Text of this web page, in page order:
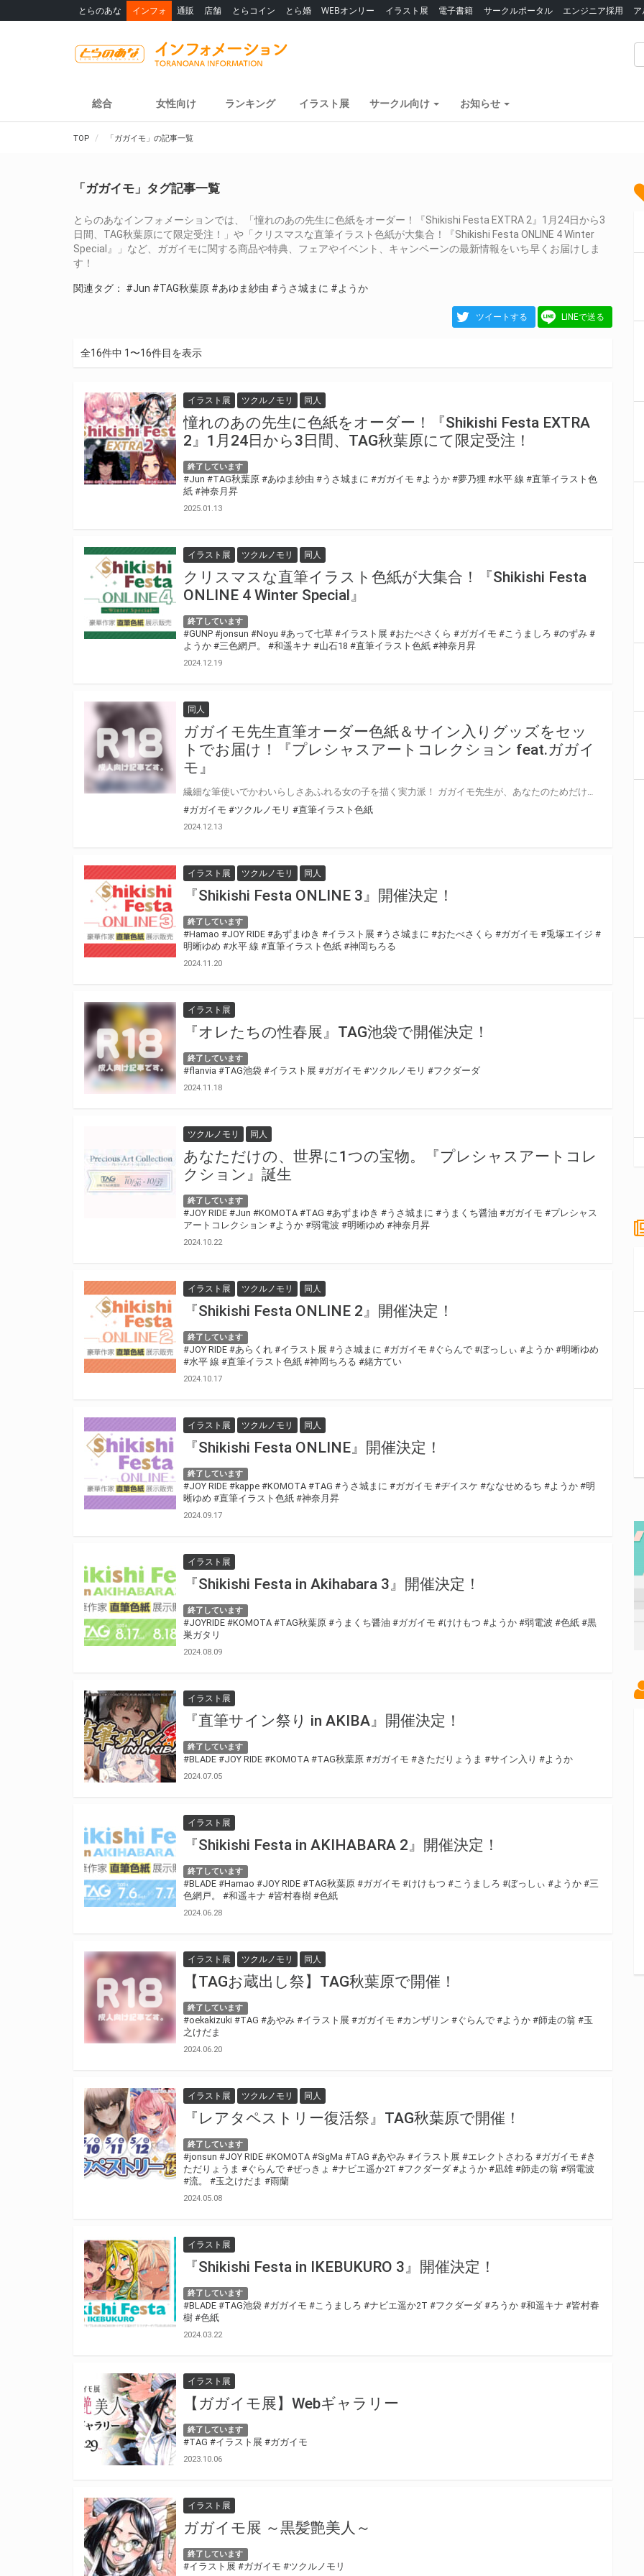
とらのあな インフォ 通販 店舗 とらコイン とら婚 WEBオンリー イラスト展 電子書籍 サークルポータル エンジニア採用
総合 女性向け ランキング イラスト展 サークル向け お知らせ
TOP 「ガガイモ」の記事一覧
「ガガイモ」タグ記事一覧
とらのあなインフォメーションでは、「憧れのあの先生に色紙をオーダー！『Shikishi Festa EXTRA 2』1月24日から3
日間、TAG秋葉原にて限定受注！」や「クリスマスな直筆イラスト色紙が大集合！『Shikishi Festa ONLINE 4 Winter
Special』」など、ガガイモに関する商品や特典、フェアやイベント、キャンペーンの最新情報をいち早くお届けしま
す！
関連タグ： #Jun #TAG秋葉原 #あゆま紗由 #うさ城まに #ようか
ツイートする LINEで送る
全16件中 1〜16件目を表示
イラスト展 ツクルノモリ 同人
憧れのあの先生に色紙をオーダー！『Shikishi Festa EXTRA
2』1月24日から3日間、TAG秋葉原にて限定受注！
終了しています
#Jun #TAG秋葉原 #あゆま紗由 #うさ城まに #ガガイモ #ようか #夢乃狸 #水平 線 #直筆イラスト色
紙 #神奈月昇
2025.01.13
イラスト展 ツクルノモリ 同人
クリスマスな直筆イラスト色紙が大集合！『Shikishi Festa
ONLINE 4 Winter Special』
終了しています
#GUNP #jonsun #Noyu #あって七草 #イラスト展 #おたべさくら #ガガイモ #こうましろ #のずみ #
ようか #三色網戸。 #和遥キナ #山石18 #直筆イラスト色紙 #神奈月昇
2024.12.19
同人
ガガイモ先生直筆オーダー色紙＆サイン入りグッズをセッ
トでお届け！『プレシャスアートコレクション feat.ガガイ
モ』
#ガガイモ #ツクルノモリ #直筆イラスト色紙
2024.12.13
イラスト展 ツクルノモリ 同人
『Shikishi Festa ONLINE 3』開催決定！
終了しています
#Hamao #JOY RIDE #あずまゆき #イラスト展 #うさ城まに #おたべさくら #ガガイモ #兎塚エイジ #
明晰ゆめ #水平 線 #直筆イラスト色紙 #神岡ちろる
2024.11.20
イラスト展
『オレたちの性春展』TAG池袋で開催決定！
終了しています
#flanvia #TAG池袋 #イラスト展 #ガガイモ #ツクルノモリ #フクダーダ
2024.11.18
ツクルノモリ 同人
あなただけの、世界に1つの宝物。『プレシャスアートコレ
クション』誕生
終了しています
#JOY RIDE #Jun #KOMOTA #TAG #あずまゆき #うさ城まに #うまくち醤油 #ガガイモ #プレシャス
アートコレクション #ようか #弱電波 #明晰ゆめ #神奈月昇
2024.10.22
イラスト展 ツクルノモリ 同人
『Shikishi Festa ONLINE 2』開催決定！
終了しています
#JOY RIDE #あらくれ #イラスト展 #うさ城まに #ガガイモ #ぐらんで #ぼっしぃ #ようか #明晰ゆめ
#水平 線 #直筆イラスト色紙 #神岡ちろる #緒方てい
2024.10.17
イラスト展 ツクルノモリ 同人
『Shikishi Festa ONLINE』開催決定！
終了しています
#JOY RIDE #kappe #KOMOTA #TAG #うさ城まに #ガガイモ #ヂイスケ #ななせめるち #ようか #明
晰ゆめ #直筆イラスト色紙 #神奈月昇
2024.09.17
イラスト展
『Shikishi Festa in Akihabara 3』開催決定！
終了しています
#JOYRIDE #KOMOTA #TAG秋葉原 #うまくち醤油 #ガガイモ #けけもつ #ようか #弱電波 #色紙 #黒
巣ガタリ
2024.08.09
イラスト展
『直筆サイン祭り in AKIBA』開催決定！
終了しています
#BLADE #JOY RIDE #KOMOTA #TAG秋葉原 #ガガイモ #きただりょうま #サイン入り #ようか
2024.07.05
イラスト展
『Shikishi Festa in AKIHABARA 2』開催決定！
終了しています
#BLADE #Hamao #JOY RIDE #TAG秋葉原 #ガガイモ #けけもつ #こうましろ #ぼっしぃ #ようか #三
色網戸。
#和遥キナ #皆村春樹 #色紙
2024.06.28
イラスト展 ツクルノモリ 同人
【TAGお蔵出し祭】TAG秋葉原で開催！
終了しています
#oekakizuki #TAG #あやみ #イラスト展 #ガガイモ #カンザリン #ぐらんで #ようか #師走の翁 #玉
之けだま
2024.06.20
イラスト展 ツクルノモリ 同人
『レアタペストリー復活祭』TAG秋葉原で開催！
終了しています
#jonsun #JOY RIDE #KOMOTA #SigMa #TAG #あやみ #イラスト展 #エレクトさわる #ガガイモ #き
ただりょうま #ぐらんで #ぜっきょ #ナビエ遥か2T #フクダーダ #ようか #凪雄 #師走の翁 #弱電波
#流。
#玉之けだま #雨蘭
2024.05.08
イラスト展
『Shikishi Festa in IKEBUKURO 3』開催決定！
終了しています
#BLADE #TAG池袋 #ガガイモ #こうましろ #ナビエ遥か2T #フクダーダ #ろうか #和遥キナ #皆村春
樹 #色紙
2024.03.22
イラスト展
【ガガイモ展】Webギャラリー
終了しています
#TAG #イラスト展 #ガガイモ
2023.10.06
イラスト展
ガガイモ展 ～黒髪艶美人～
終了しています
#イラスト展 #ガガイモ #ツクルノモリ